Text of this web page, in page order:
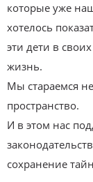
которые уже
хотелось
эти дети в
жизнь.
Мы стараемся
пространство.
И в этом нас
сохранение